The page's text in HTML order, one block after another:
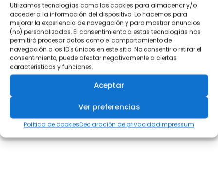
Utilizamos tecnologías como las cookies para almacenar y/o
acceder a la información del dispositivo. Lo hacemos para
mejorar la experiencia de navegación y para mostrar anuncios
(no) personalizados. El consentimiento a estas tecnologías nos
permitirá procesar datos como el comportamiento de
navegación o los ID's únicos en este sitio. No consentir o retirar el
consentimiento, puede afectar negativamente a ciertas
características y funciones.
Aceptar
Ver preferencias
Política de cookiesDeclaración de privacidadImpressum